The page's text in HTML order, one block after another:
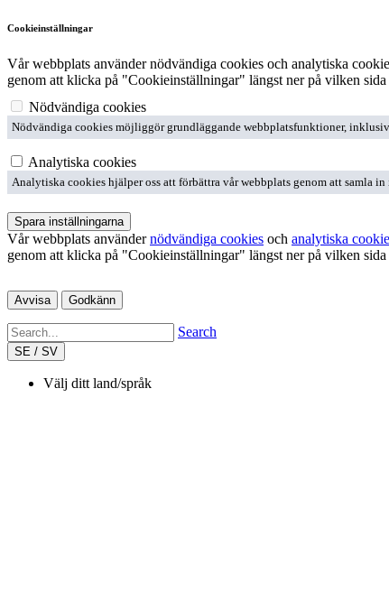
Cookieinställningar
Vår webbplats använder nödvändiga cookies och analytiska
genom att klicka på "Cookieinställningar" längst ner på vilken sida
Nödvändiga cookies
Nödvändiga cookies möjliggör grundläggande webbplatsfunktioner,
Analytiska cookies
Analytiska cookies hjälper oss att förbättra vår webbplats genom att samla
Spara inställningarna
Vår webbplats användernödvändiga cookies och analytiska
genom att klicka på "Cookieinställningar" längst ner på vilken sida
Avvisa Godkänn
Search
SE / SV
Välj ditt land/språk